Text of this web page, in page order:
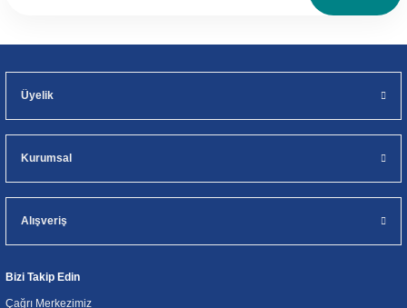
Üyelik
Kurumsal
Alışveriş
Bizi Takip Edin
Çağrı Merkezimiz